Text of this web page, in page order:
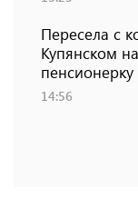
Пересела с
Купянском
пенсионерку
14:56